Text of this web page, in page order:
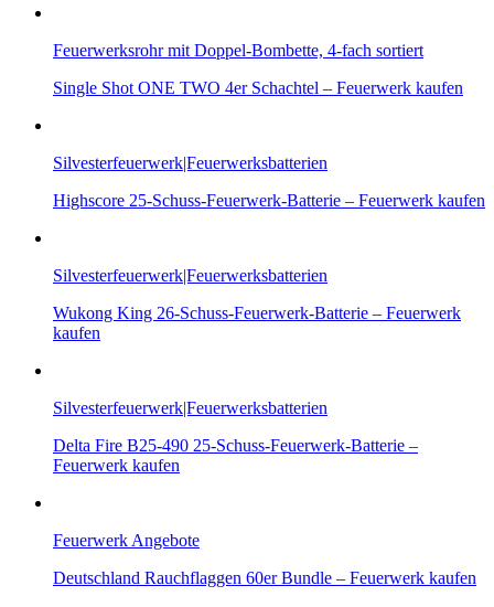
Feuerwerksrohr mit Doppel-Bombette, 4-fach sortiert
Single Shot ONE TWO 4er Schachtel – Feuerwerk kaufen
Silvesterfeuerwerk|Feuerwerksbatterien
Highscore 25-Schuss-Feuerwerk-Batterie – Feuerwerk kaufen
Silvesterfeuerwerk|Feuerwerksbatterien
Wukong King 26-Schuss-Feuerwerk-Batterie – Feuerwerk
kaufen
Silvesterfeuerwerk|Feuerwerksbatterien
Delta Fire B25-490 25-Schuss-Feuerwerk-Batterie –
Feuerwerk kaufen
Feuerwerk Angebote
Deutschland Rauchflaggen 60er Bundle – Feuerwerk kaufen